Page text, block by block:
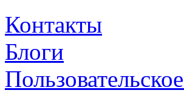
Контакты
Блоги